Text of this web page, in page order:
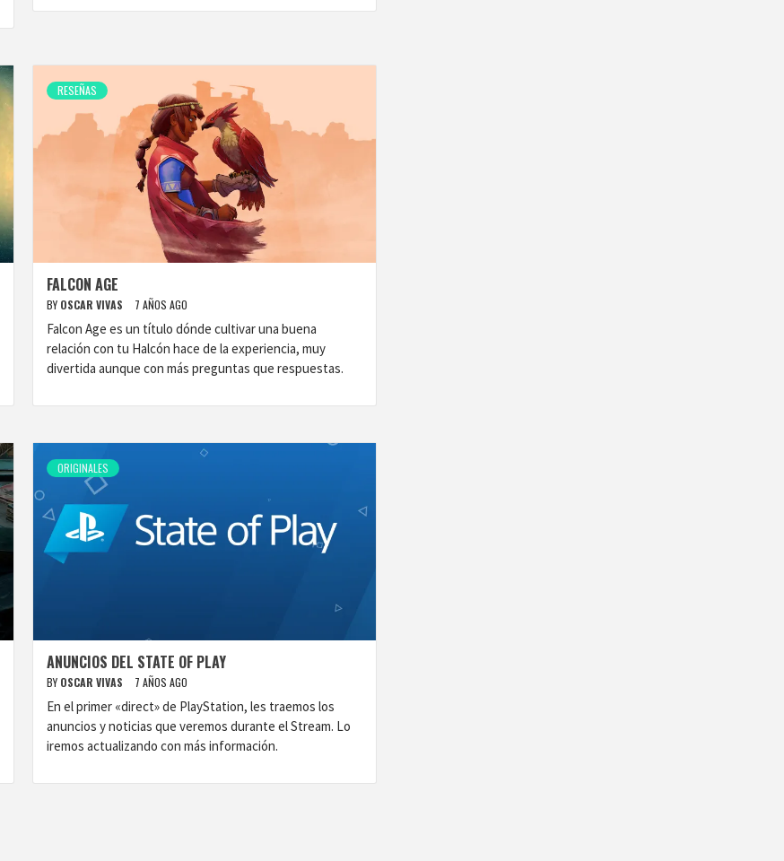
RESEÑAS
FALCON AGE
BY OSCAR VIVAS 7 AÑOS AGO
Falcon Age es un título dónde cultivar una buena
relación con tu Halcón hace de la experiencia, muy
divertida aunque con más preguntas que respuestas.
ORIGINALES
ANUNCIOS DEL STATE OF PLAY
BY OSCAR VIVAS 7 AÑOS AGO
En el primer «direct» de PlayStation, les traemos los
anuncios y noticias que veremos durante el Stream. Lo
iremos actualizando con más información.